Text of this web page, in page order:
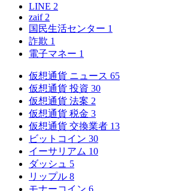
LINE 2
zaif 2
国民生活センター 1
詐欺 1
電子マネー 1
仮想通貨 ニュース 65
仮想通貨 投資 30
仮想通貨 法案 2
仮想通貨 税金 3
仮想通貨 交換業者 13
ビットコイン 30
イーサリアム 10
ダッシュ 5
リップル 8
モナーコイン 6